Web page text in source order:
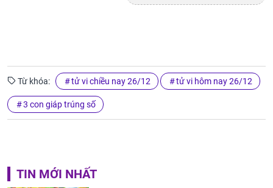
Từ khóa: tử vi chiều nay 26/12 tử vi hôm nay 26/12
3 con giáp trúng số
TIN MỚI NHẤT